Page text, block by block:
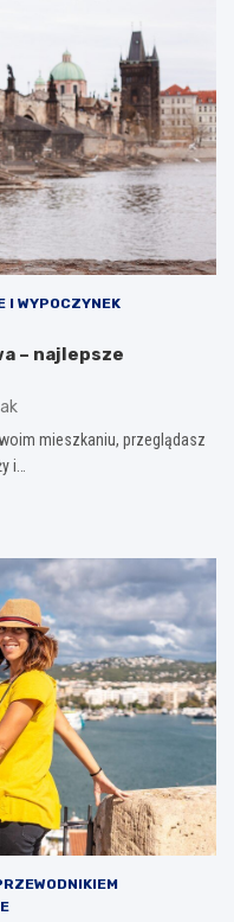
I WYPOCZYNEK
– najlepsze
mieszkaniu, przeglądasz
i…